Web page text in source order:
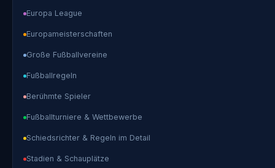
Europa League
Europameisterschaften
Große Fußballvereine
Fußballregeln
Berühmte Spieler
Fußballturniere & Wettbewerbe
Schiedsrichter & Regeln im Detail
Stadien & Schauplätze